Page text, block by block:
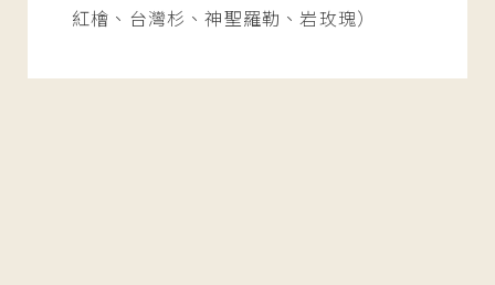
紅檜、台灣杉、神聖羅勒、岩玫瑰）